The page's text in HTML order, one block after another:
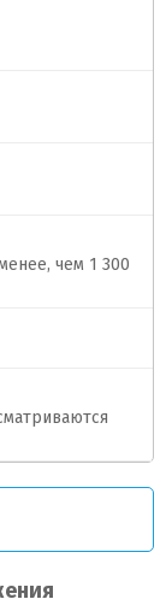
чем 1 300